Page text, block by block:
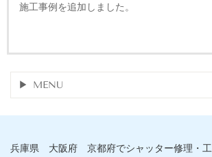
施工事例を追加しました。
MENU
兵庫県 大阪府 京都府でシャッター修理・工